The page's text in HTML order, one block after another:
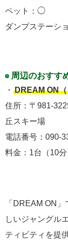
ペット：◯
ダンプステーシ
周辺のおすす
・ DREAM ON
住所：〒981-
丘スキー場
電話番号：090-
料金：1台（10
「DREAM ON
しいジャングル
ティビティを提